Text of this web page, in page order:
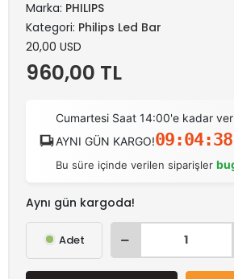
Marka: PHILIPS
Kategori: Philips Led Bar
20,00 USD
960,00 TL
Cumartesi Saat 14:00'e kadar
AYNI GÜN KARGO!09:04:38
Bu süre içinde verilen siparişler
Aynı gün kargoda!
Adet